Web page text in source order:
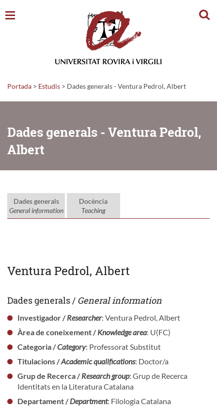
Portada > Estudis > Dades generals - Ventura Pedrol, Albert
Dades generals - Ventura Pedrol,
Albert
Dades generals
General information
Docència
Teaching
Ventura Pedrol, Albert
Dades generals / General information
Investigador /Researcher: Ventura Pedrol, Albert
Àrea de coneixement /Knowledge area: U(FC)
Categoria /Category: Professorat Substitut
Titulacions /Academic qualifications: Doctor/a
Grup de Recerca /Research group: Grup de Recerca
Identitats en la Literatura Catalana
Departament /Department: Filologia Catalana